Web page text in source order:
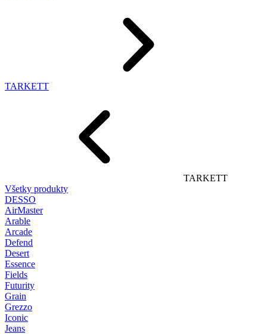
TARKETT
TARKETT
Všetky produkty
DESSO
AirMaster
Arable
Arcade
Defend
Desert
Essence
Fields
Futurity
Grain
Grezzo
Iconic
Jeans